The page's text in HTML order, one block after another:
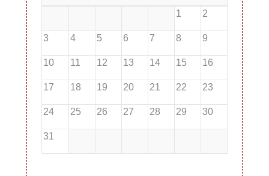
1 2
3 4 5 6 7 8 9
10 11 12 13 14 15 16
17 18 19 20 21 22 23
24 25 26 27 28 29 30
31